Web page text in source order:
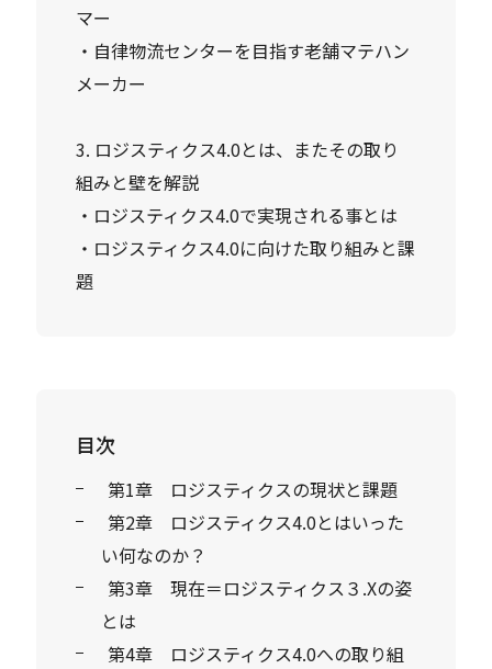
マー
・自律物流センターを目指す老舗マテハン
メーカー
3. ロジスティクス4.0とは、またその取り
組みと壁を解説
・ロジスティクス4.0で実現される事とは
・ロジスティクス4.0に向けた取り組みと課
題
目次
第1章 ロジスティクスの現状と課題
第2章 ロジスティクス4.0とはいった
い何なのか？
第3章 現在＝ロジスティクス３.Xの姿
とは
第4章 ロジスティクス4.0への取り組